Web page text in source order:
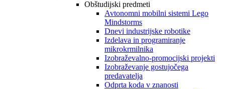
Obštudijski predmeti
Avtonomni mobilni sistemi Lego
Mindstorms
Dnevi industrijske robotike
Izdelava in programiranje
mikrokrmilnika
Izobraževalno-promocijski projekti
Izobraževanje gostujočega
predavatelja
Odprta koda v znanosti